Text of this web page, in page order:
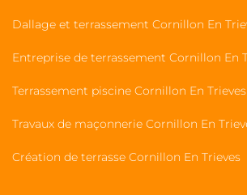
Dallage et terrassement Cornillon En
Entreprise de terrassement Cornillon En
Terrassement piscine Cornillon En Trieves
Travaux de maçonnerie Cornillon En
Création de terrasse Cornillon En Trieves